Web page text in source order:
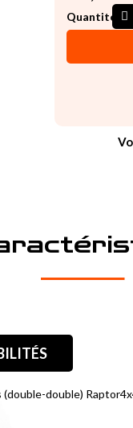
Quantité
double)